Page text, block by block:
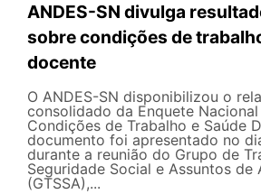
ANDES-SN divulga
sobre condições de
docente
O ANDES-SN disponibilizou o
consolidado da Enquete
Condições de Trabalho e Saúde
documento foi apresentado no
durante a reunião do Grupo de
Seguridade Social e Assuntos de
(GTSSA),...